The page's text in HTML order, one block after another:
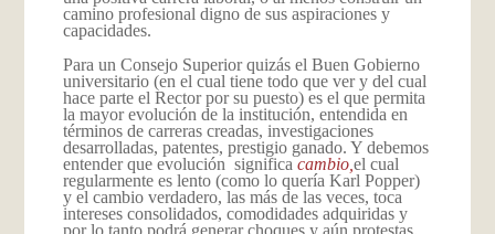
camino profesional digno de sus aspiraciones y
capacidades.
Para un Consejo Superior quizás el Buen Gobierno
universitario (en el cual tiene todo que ver y del cual
hace parte el Rector por su puesto) es el que permita
la mayor evolución de la institución, entendida en
términos de carreras creadas, investigaciones
desarrolladas, patentes, prestigio ganado. Y debemos
entender que evolución significa cambio, el cual
regularmente es lento (como lo quería Karl Popper)
y el cambio verdadero, las más de las veces, toca
intereses consolidados, comodidades adquiridas y
por lo tanto podrá generar choques y aún protestas,